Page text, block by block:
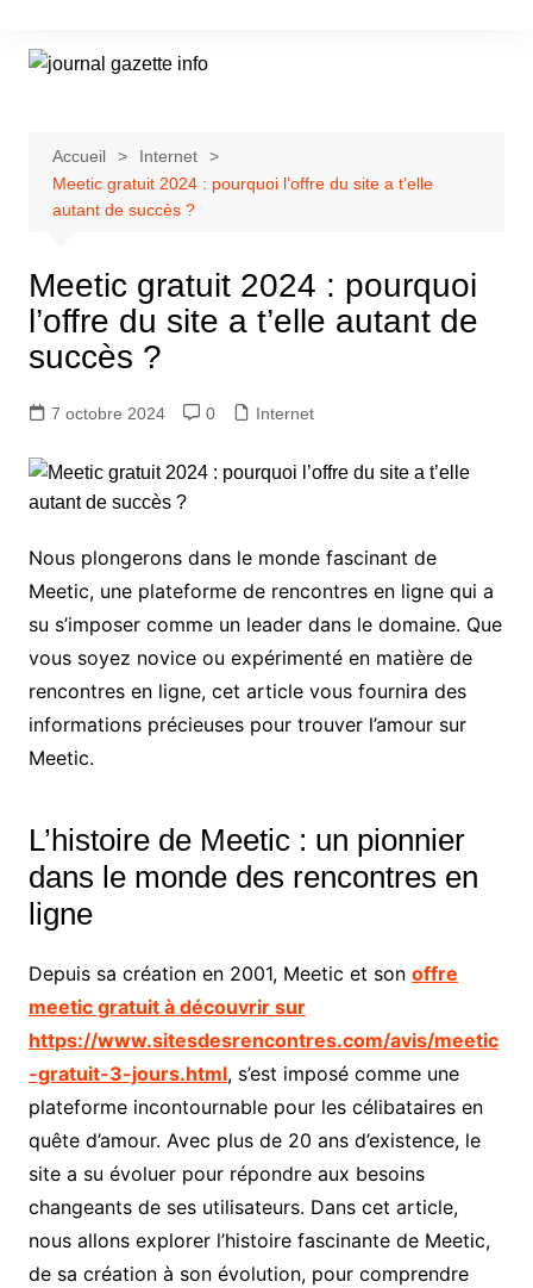
contenu
Accueil
Internet
Meetic gratuit 2024 : pourquoi l’offre du site a t’elle
autant de succès ?
Meetic gratuit 2024 : pourquoi
l’offre du site a t’elle autant de
succès ?
7 octobre 2024 0 Internet
Nous plongerons dans le monde fascinant de
Meetic, une plateforme de rencontres en ligne qui a
su s’imposer comme un leader dans le domaine. Que
vous soyez novice ou expérimenté en matière de
rencontres en ligne, cet article vous fournira des
informations précieuses pour trouver l’amour sur
Meetic.
L’histoire de Meetic : un pionnier
dans le monde des rencontres en
ligne
Depuis sa création en 2001, Meetic et son offre
meetic gratuit à découvrir sur
https://www.sitesdesrencontres.com/avis/meetic
-gratuit-3-jours.html, s’est imposé comme une
plateforme incontournable pour les célibataires en
quête d’amour. Avec plus de 20 ans d’existence, le
site a su évoluer pour répondre aux besoins
changeants de ses utilisateurs. Dans cet article,
nous allons explorer l’histoire fascinante de Meetic,
de sa création à son évolution, pour comprendre